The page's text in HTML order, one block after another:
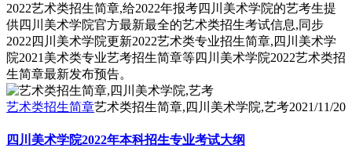
2022艺术类招生简章,给2022年报考四川美术学院的艺考生提
供四川美术学院官方最新最全的艺术类招生考试信息,同步
2022四川美术学院更新2022艺术类专业招生简章,四川美术学
院2021美术类专业艺考招生简章等四川美术学院2022艺术类招
生简章最新发布预告。
艺术类招生简章艺术类招生简章,四川美术学院,艺考2021/11/20
四川美术学院2022年本科招生专业考试大纲